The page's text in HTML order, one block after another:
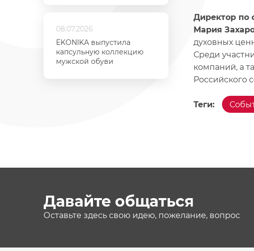
08.07.2026
EKONIKA выпустила
капсульную коллекцию
мужской обуви
Директор по
Мария
духовных
Среди
компаний, а
Российского
Теги:
Давайте общаться
Оставьте здесь свою идею, пожелание, вопрос